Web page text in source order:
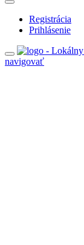
Registrácia
Prihlásenie
navigovať